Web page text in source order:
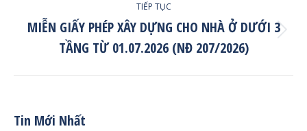
TIẾP TỤC
Tiếp
tục
MIỄN GIẤY PHÉP XÂY DỰNG CHO NHÀ Ở DƯỚI 3
TẦNG TỪ 01.07.2026 (NĐ 207/2026)
Tin Mới Nhất